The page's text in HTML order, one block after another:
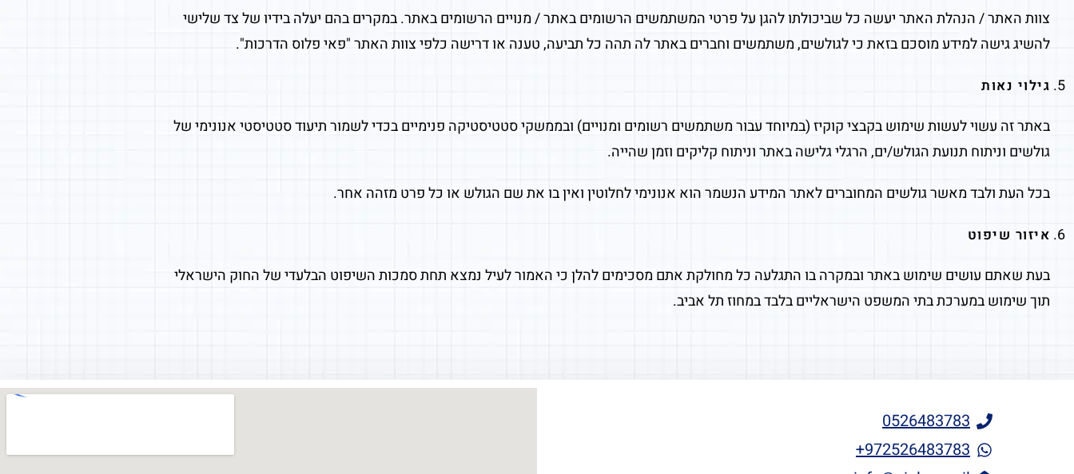
צוות האתר / הנהלת האתר יעשה כל שביכולתו להגן על פרטי המשתמשים הרשומים באתר / מנויים הרשומים באתר. במקרים בהם יעלה בידיו של צד שלישי
להשיג גישה למידע מוסכם בזאת כי לגולשים, משתמשים וחברים באתר לה תהה כל תביעה, טענה או דרישה כלפי צוות האתר "פאי פלוס הדרכות".
גילוי נאות
באתר זה עשוי לעשות שימוש בקבצי קוקיז (במיוחד עבור משתמשים רשומים ומנויים) ובממשקי סטטיסטיקה פנימיים בכדי לשמור תיעוד סטטיסטי אנונימי של
גולשים וניתוח תנועת הגולש/ים, הרגלי גלישה באתר וניתוח קליקים וזמן שהייה.
בכל העת ולבד מאשר גולשים המחוברים לאתר המידע הנשמר הוא אנונימי לחלוטין ואין בו את שם הגולש או כל פרט מזהה אחר.
איזור שיפוט
בעת שאתם עושים שימוש באתר ובמקרה בו התגלעה כל מחולקת אתם מסכימים להלן כי האמור לעיל נמצא תחת סמכות השיפוט הבלעדי של החוק הישראלי
תוך שימוש במערכת בתי המשפט הישראליים בלבד במחוז תל אביב.
0526483783
972526483783+